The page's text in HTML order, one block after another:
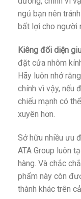
ngủ bạn nên
bất lợi cho người
Kiêng đối diện
đặt cửa nhôm
Hãy luôn nhớ
chính vì vậy, nếu
chiếu mạnh có
xuyên hơn.
Sở hữu nhiều ưu
ATA Group luôn
hàng. Và chắc
phẩm này còn
thành khác trên